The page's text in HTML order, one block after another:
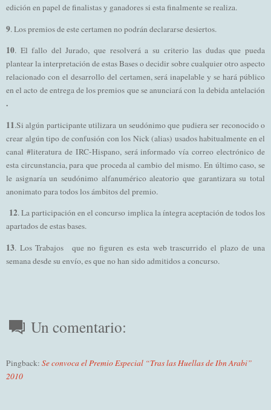
edición en papel de finalistas y ganadores si esta finalmente se realiza.
9. Los premios de este certamen no podrán declararse desiertos.
10. El fallo del Jurado, que resolverá a su criterio las dudas que pueda
plantear la interpretación de estas Bases o decidir sobre cualquier otro aspecto
relacionado con el desarrollo del certamen, será inapelable y se hará público
en el acto de entrega de los premios que se anunciará con la debida antelación
.
11.Si algún participante utilizara un seudónimo que pudiera ser reconocido o
crear algún tipo de confusión con los Nick (alias) usados habitualmente en el
canal #literatura de IRC-Hispano, será informado vía correo electrónico de
esta circunstancia, para que proceda al cambio del mismo. En último caso, se
le asignaría un seudónimo alfanumérico aleatorio que garantizara su total
anonimato para todos los ámbitos del premio.
12. La participación en el concurso implica la íntegra aceptación de todos los
apartados de estas bases.
13. Los Trabajos que no figuren es esta web trascurrido el plazo de una
semana desde su envío, es que no han sido admitidos a concurso.
Un comentario:
Pingback: Se convoca el Premio Especial “Tras las Huellas de Ibn Arabi”
2010